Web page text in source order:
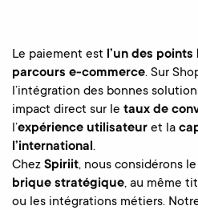
Le paiement est l’un des
parcours e-commerce. Sur
l’intégration des bonnes
impact direct sur le taux de
l’expérience utilisateur et la
l’international.
Chez Spiriit, nous considérons
brique stratégique, au même
ou les intégrations métiers.